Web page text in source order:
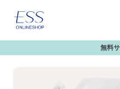
無料